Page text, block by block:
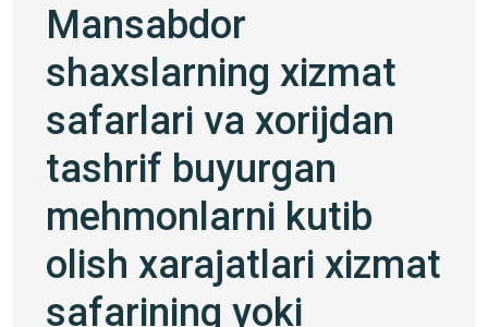
Mansabdor
shaxslarning xizmat
safarlari va xorijdan
tashrif buyurgan
mehmonlarni kutib
olish xarajatlari xizmat
safarining yoki